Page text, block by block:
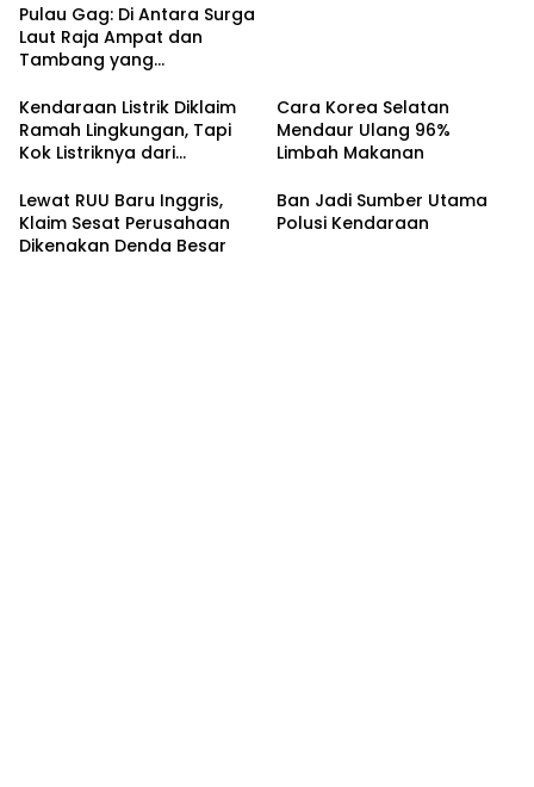
Pulau Gag: Di Antara Surga
Laut Raja Ampat dan
Tambang yang
Kendaraan Listrik Diklaim
Ramah Lingkungan, Tapi
Kok Listriknya dari
Cara Korea Selatan
Mendaur Ulang 96%
Limbah Makanan
Lewat RUU Baru Inggris,
Klaim Sesat Perusahaan
Dikenakan Denda Besar
Ban Jadi Sumber Utama
Polusi Kendaraan